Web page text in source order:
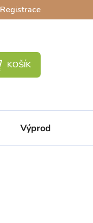
Registrace
NÁKUPNÍ
Výprodej %